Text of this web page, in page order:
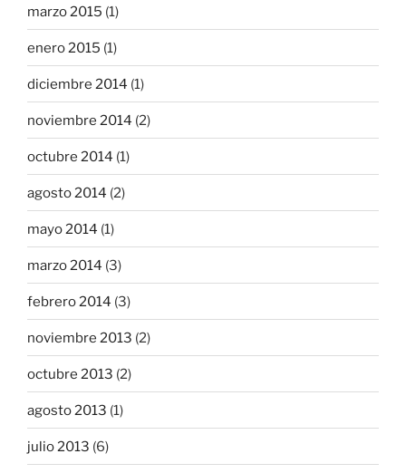
marzo 2015 (1)
enero 2015 (1)
diciembre 2014 (1)
noviembre 2014 (2)
octubre 2014 (1)
agosto 2014 (2)
mayo 2014 (1)
marzo 2014 (3)
febrero 2014 (3)
noviembre 2013 (2)
octubre 2013 (2)
agosto 2013 (1)
julio 2013 (6)